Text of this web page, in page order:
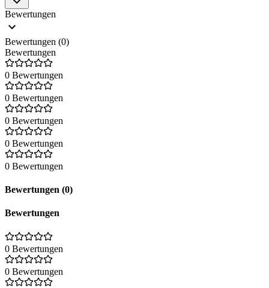
Bewertungen
Bewertungen (0)
Bewertungen
0 Bewertungen
0 Bewertungen
0 Bewertungen
0 Bewertungen
0 Bewertungen
Bewertungen (0)
Bewertungen
0 Bewertungen
0 Bewertungen